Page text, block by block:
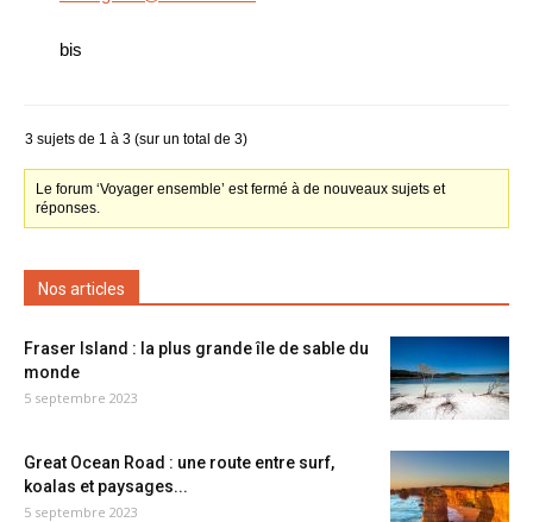
bis
3 sujets de 1 à 3 (sur un total de 3)
Le forum ‘Voyager ensemble’ est fermé à de nouveaux sujets et
réponses.
Nos articles
Fraser Island : la plus grande île de sable du
monde
5 septembre 2023
Great Ocean Road : une route entre surf,
koalas et paysages...
5 septembre 2023